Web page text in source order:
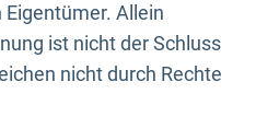
Allein
ist nicht der Schluss
nicht durch Rechte